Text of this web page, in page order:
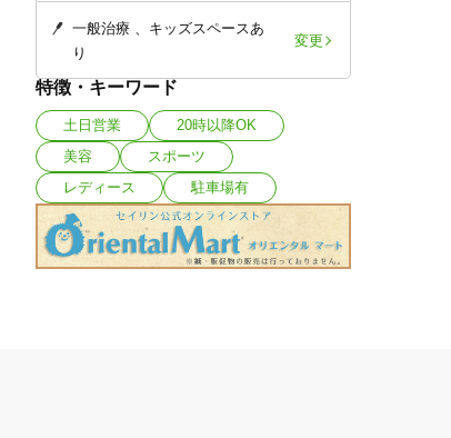
一般治療
キッズスペースあ
り
変更
特徴・キーワード
土日営業
20時以降OK
美容
スポーツ
レディース
駐車場有